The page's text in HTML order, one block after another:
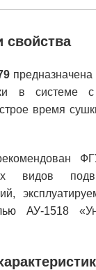
свойства
предназначена
в системе с
время
видов
АУ-1518